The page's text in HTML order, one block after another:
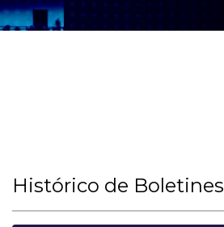
Histórico de Boletines